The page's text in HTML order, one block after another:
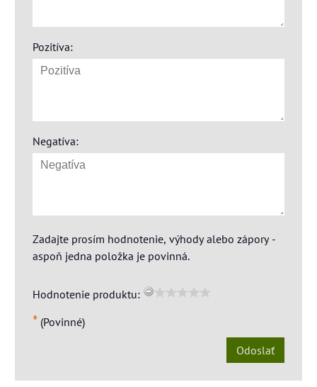
Pozitíva:
Negatíva:
Zadajte prosím hodnotenie, výhody alebo zápory -
aspoň jedna položka je povinná.
Hodnotenie produktu:
* (Povinné)
Odoslať